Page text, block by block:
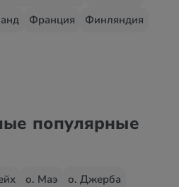
Франция
Финляндия
популярные
о. Маэ
о. Джерба